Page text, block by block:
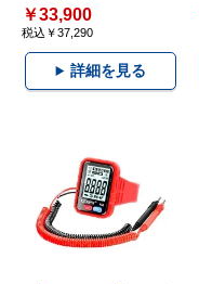
￥33,900
税込￥37,290
詳細を見る